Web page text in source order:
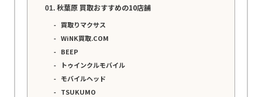
秋葉原 買取おすすめの10店舗
買取りマクサス
WiNK買取.COM
BEEP
トゥインクルモバイル
モバイルヘッド
TSUKUMO